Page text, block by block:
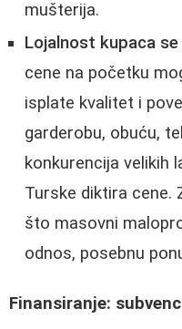
mušterija.
Lojalnost kupaca
cene na početku
isplate kvalitet i
garderobu, obuću,
konkurencija velikih
Turske diktira
što masovni
odnos, posebnu
Finansiranje: